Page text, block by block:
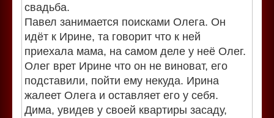
свадьба.
Павел занимается поисками Олега. Он
идёт к Ирине, та говорит что к ней
приехала мама, на самом деле у неё Олег.
Олег врет Ирине что он не виноват, его
подставили, пойти ему некуда. Ирина
жалеет Олега и оставляет его у себя.
Дима, увидев у своей квартиры засаду,